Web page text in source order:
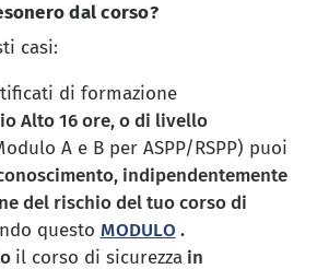
dal corso?
casi:
di formazione
Alto 16 ore, o di livello
A e B per ASPP/RSPP) puoi
indipendentemente
del rischio del tuo corso di
questo MODULO .
il corso di sicurezzain